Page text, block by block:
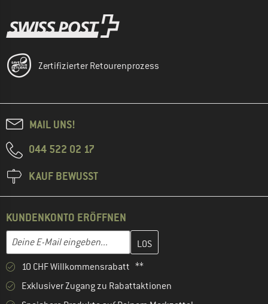
Zertifizierter Retourenprozess
MAIL UNS!
044 522 02 17
KAUF BEWUSST
KUNDENKONTO ERÖFFNEN
E-Mail-Adresse
Gib hier deine E-Mail-Adresse ein und erstelle im nächsten
10 CHF Willkommensrabatt **
Exklusiver Zugang zu Rabattaktionen